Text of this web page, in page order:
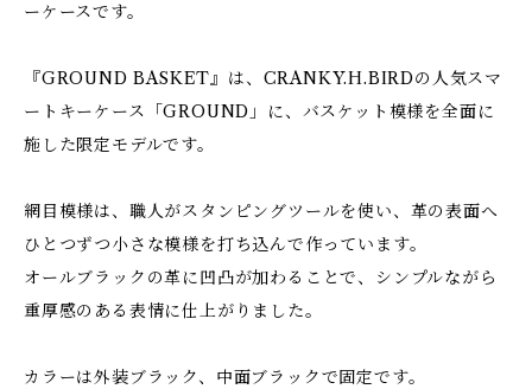
ーケースです。
『GROUND BASKET』は、CRANKY.H.BIRDの人気スマ
ートキーケース「GROUND」に、バスケット模様を全面に
施した限定モデルです。
網目模様は、職人がスタンピングツールを使い、革の表面へ
ひとつずつ小さな模様を打ち込んで作っています。
オールブラックの革に凹凸が加わることで、シンプルながら
重厚感のある表情に仕上がりました。
カラーは外装ブラック、中面ブラックで固定です。